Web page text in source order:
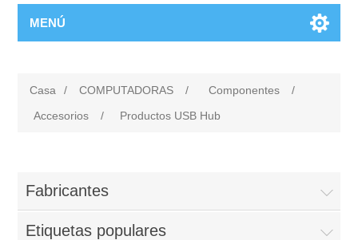
MENÚ
Casa / COMPUTADORAS / Componentes
/
Accesorios
/ Productos USB Hub
Fabricantes
Etiquetas populares